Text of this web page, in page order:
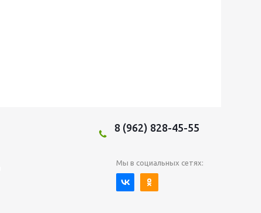
8 (962) 828-45-55
Мы в социальных сетях: